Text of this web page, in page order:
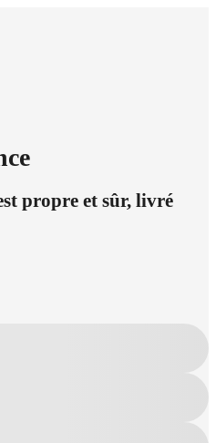
propre et sûr, livré